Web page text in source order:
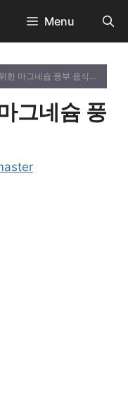
Menu
마그네슘 풍부 음식 5선
그네슘 풍